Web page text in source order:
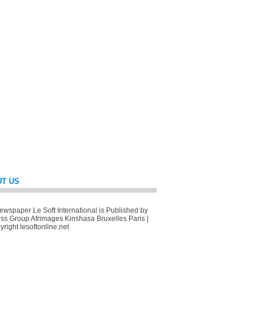
US
Le Soft International is Published by
Group Afrimages Kinshasa Bruxelles Paris |
lesoftonline.net